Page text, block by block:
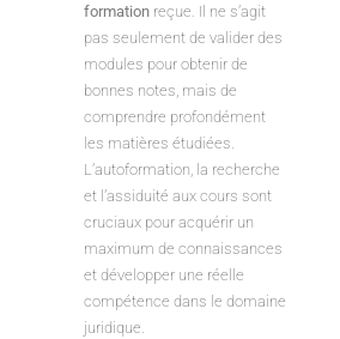
formation reçue. Il ne s’agit
pas seulement de valider des
modules pour obtenir de
bonnes notes, mais de
comprendre profondément
les matières étudiées.
L’autoformation, la recherche
et l’assiduité aux cours sont
cruciaux pour acquérir un
maximum de connaissances
et développer une réelle
compétence dans le domaine
juridique.